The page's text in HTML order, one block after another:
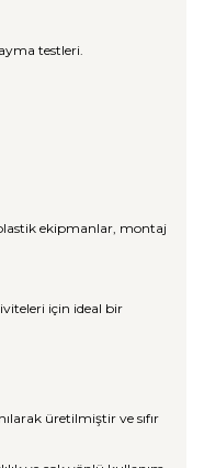
testleri.
ekipmanlar, montaj
için ideal bir
üretilmiştir ve sıfır